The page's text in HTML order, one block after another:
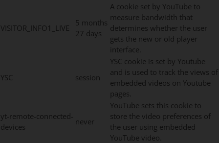
VISITOR_INFO1_LIVE
5 months
27 days
A cookie set by YouTube to
measure bandwidth that
determines whether the user
gets the new or old player
interface.
YSC session
YSC cookie is set by Youtube
and is used to track the views of
embedded videos on Youtube
pages.
yt-remote-connected-
devices
never
YouTube sets this cookie to
store the video preferences of
the user using embedded
YouTube video.